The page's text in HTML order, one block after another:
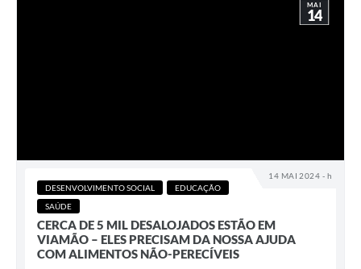
14 MAI 2024 - h
MAI
14
DESENVOLVIMENTO SOCIAL
EDUCAÇÃO
SAÚDE
CERCA DE 5 MIL DESALOJADOS ESTÃO EM
VIAMÃO – ELES PRECISAM DA NOSSA AJUDA
COM ALIMENTOS NÃO-PERECÍVEIS